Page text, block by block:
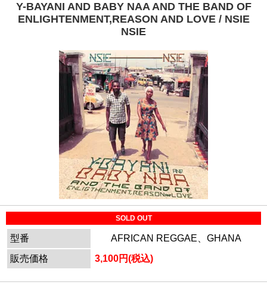
Y-BAYANI AND BABY NAA AND THE BAND OF
ENLIGHTENMENT,REASON AND LOVE / NSIE
NSIE
SOLD OUT
型番
AFRICAN REGGAE、GHANA
販売価格
3,100円(税込)